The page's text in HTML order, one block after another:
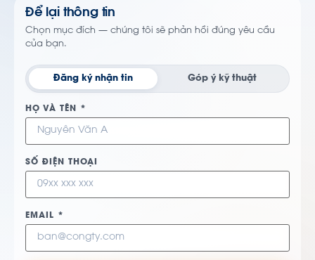
Để lại thông tin
Chọn mục đích — chúng tôi sẽ phản hồi đúng yêu cầu
của bạn.
Đăng ký nhận tin Góp ý kỹ thuật
HỌ VÀ TÊN *
SỐ ĐIỆN THOẠI
EMAIL *